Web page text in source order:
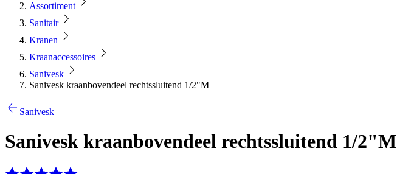
Assortiment
Sanitair
Kranen
Kraanaccessoires
Sanivesk
Sanivesk kraanbovendeel rechtssluitend 1/2"M
Sanivesk
Sanivesk kraanbovendeel rechtssluitend 1/2"M